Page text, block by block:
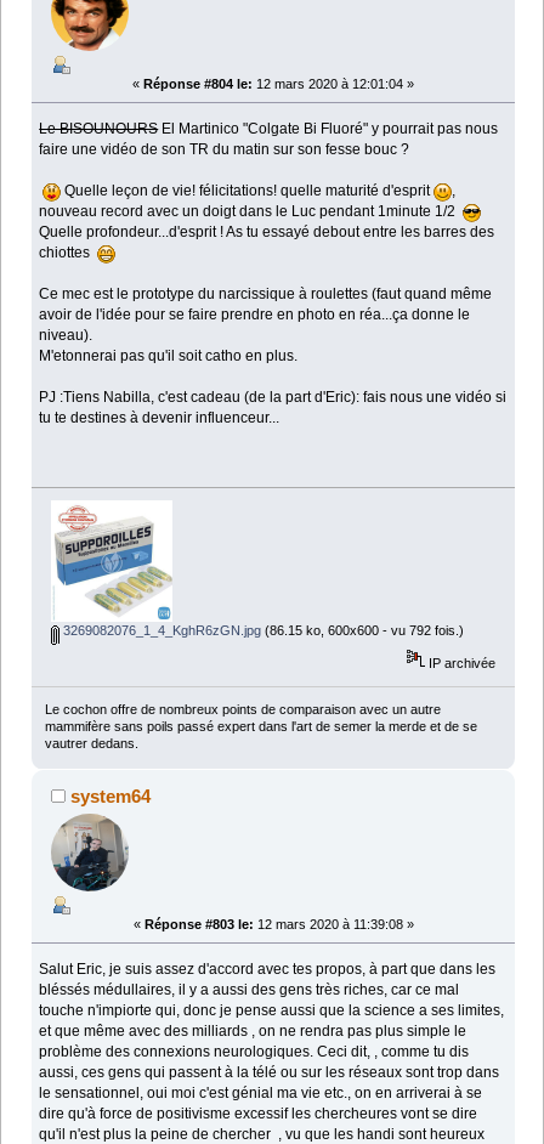
« Réponse #804 le: 12 mars 2020 à 12:01:04 »
Le BISOUNOURSEl Martinico "Colgate Bi Fluoré" y pourrait pas nous
faire une vidéo de son TR du matin sur son fesse bouc ?
Quelle leçon de vie! félicitations! quelle maturité d'esprit
,
nouveau record avec un doigt dans le Luc pendant 1minute 1/2
Quelle profondeur...d'esprit ! As tu essayé debout entre les barres des
chiottes
Ce mec est le prototype du narcissique à roulettes (faut quand même
avoir de l'idée pour se faire prendre en photo en réa...ça donne le
niveau).
M'etonnerai pas qu'il soit catho en plus.
PJ :Tiens Nabilla, c'est cadeau (de la part d'Eric): fais nous une vidéo si
tu te destines à devenir influenceur...
3269082076_1_4_KghR6zGN.jpg(86.15 ko, 600x600 - vu 792 fois.)
IP archivée
Le cochon offre de nombreux points de comparaison avec un autre
mammifère sans poils passé expert dans l'art de semer la merde et de se
vautrer dedans.
system64
« Réponse #803 le: 12 mars 2020 à 11:39:08 »
Salut Eric, je suis assez d'accord avec tes propos, à part que dans les
bléssés médullaires, il y a aussi des gens très riches, car ce mal
touche n'impiorte qui, donc je pense aussi que la science a ses limites,
et que même avec des milliards , on ne rendra pas plus simple le
problème des connexions neurologiques. Ceci dit, , comme tu dis
aussi, ces gens qui passent à la télé ou sur les réseaux sont trop dans
le sensationnel, oui moi c'est génial ma vie etc., on en arriverai à se
dire qu'à force de positivisme excessif les chercheures vont se dire
qu'il n'est plus la peine de chercher , vu que les handi sont heureux